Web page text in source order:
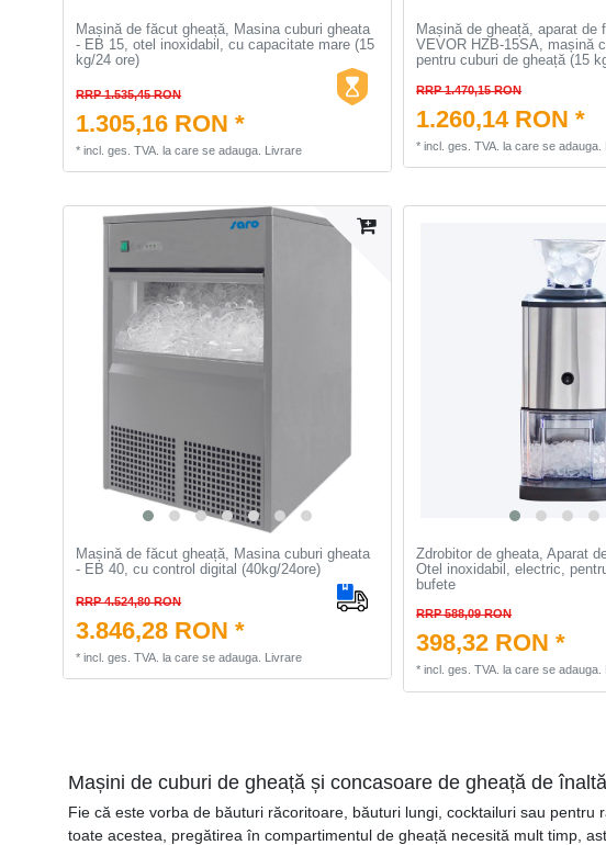
Mașină de făcut gheață, Masina cuburi gheata
- EB 15, otel inoxidabil, cu capacitate mare (15
kg/24 ore)
RRP 1.535,45 RON
1.305,16 RON *
*incl. ges. TVA. la care se adauga. Livrare
Mașină de gheață, aparat de
VEVOR HZB-15SA, mașină
pentru cuburi de gheață (15
RRP 1.470,15 RON
1.260,14 RON *
*incl. ges. TVA. la care se adauga.
Mașină de făcut gheață, Masina cuburi gheata
- EB 40, cu control digital (40kg/24ore)
RRP 4.524,80 RON
3.846,28 RON *
*incl. ges. TVA. la care se adauga. Livrare
Zdrobitor de gheata, Aparat
Otel inoxidabil, electric,
bufete
RRP 588,09 RON
398,32 RON *
*incl. ges. TVA. la care se adauga.
Mașini de cuburi de gheață și concasoare de gheață de
Fie că este vorba de băuturi răcoritoare, băuturi lungi, cocktailuri sau
toate acestea, pregătirea în compartimentul de gheață necesită mult timp,